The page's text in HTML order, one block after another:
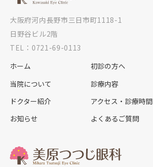
大阪府河内長野市三日市町1118-1
日野谷ビル2階
TEL：0721-69-0113
ホーム
初診の方へ
当院について
診療内容
ドクター紹介
アクセス・診療時間
お知らせ
よくあるご質問